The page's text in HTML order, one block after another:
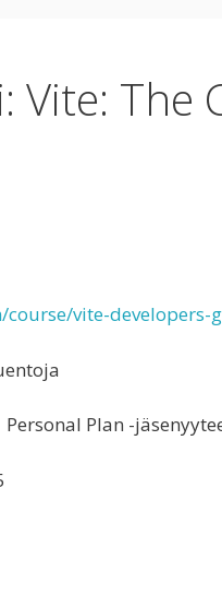
The
vite-developers-
Plan -